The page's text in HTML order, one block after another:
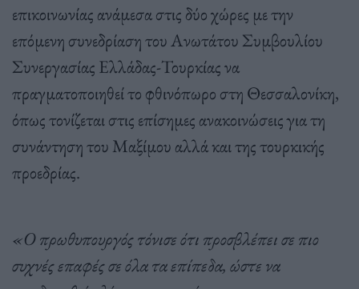
επικοινωνίας ανάμεσα στις δύο χώρες με την
επόμενη συνεδρίαση του Ανωτάτου Συμβουλίου
Συνεργασίας Ελλάδας-Τουρκίας να
πραγματοποιηθεί το φθινόπωρο στη Θεσσαλονίκη,
όπως τονίζεται στις επίσημες ανακοινώσεις για τη
συνάντηση του Μαξίμου αλλά και της τουρκικής
προεδρίας.
«Ο πρωθυπουργός τόνισε ότι προσβλέπει σε πιο
συχνές επαφές σε όλα τα επίπεδα, ώστε να